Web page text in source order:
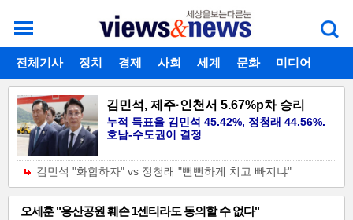
개
별
메
뉴
로그인 회원가입 아이디찾기 비밀번호찾기
주
메
뉴
전체기사 정치 경제 사회 세계 문화
미디어
스포츠
칼럼 독자게시판
TOP
기
김민석, 제주·인천서 5.67%p차 승리
누적 득표율 김민석 45.42%, 정청래 44.56%.
호남-수도권이 결정
김민석 "화합하자" vs 정청래 "뻔뻔하게 치고 빠지냐"
일오세훈 "용산공원 훼손 1센티라도 동의할 수 없다"